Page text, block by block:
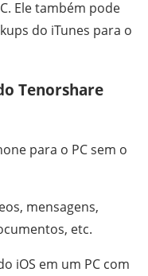
Ele também pode
do iTunes para o
Tenorshare
para o PC sem o
mensagens,
etc.
iOS em um PC com